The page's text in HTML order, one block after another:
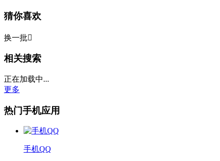
猜你喜欢
换一批
相关搜索
正在加载中...
更多
热门手机应用
手机QQ